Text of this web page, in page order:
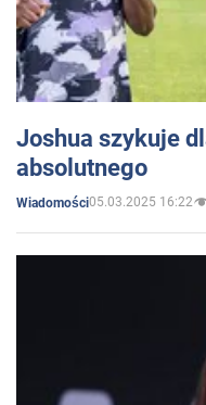
Joshua szykuje
absolutnego
Wiadomości05.03.2025 16:22